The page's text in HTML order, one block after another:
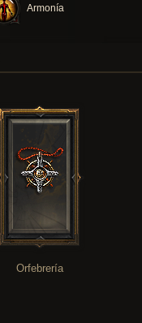
Armonía
Orfebrería